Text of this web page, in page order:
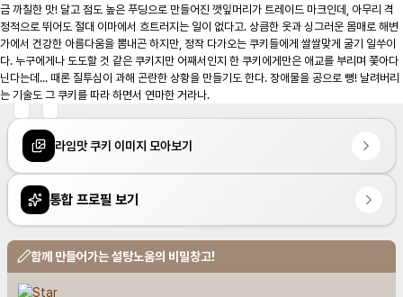
금 까칠한 맛! 달고 점도 높은 푸딩으로 만들어진 깻잎머리가 트레이드 마크인데, 아무리 격
정적으로 뛰어도 절대 이마에서 흐트러지는 일이 없다고. 상큼한 옷과 싱그러운 몸매로 해변
가에서 건강한 아름다움을 뽐내곤 하지만, 정작 다가오는 쿠키들에게 쌀쌀맞게 굴기 일쑤이
다. 누구에게나 도도할 것 같은 쿠키지만 어째서인지 한 쿠키에게만은 애교를 부리며 쫓아다
닌다는데... 때론 질투심이 과해 곤란한 상황을 만들기도 한다. 장애물을 공으로 뻥! 날려버리
는 기술도 그 쿠키를 따라 하면서 연마한 거라나.
라임맛 쿠키 이미지 모아보기
통합 프로필 보기
함께 만들어가는 설탕노움의 비밀창고!